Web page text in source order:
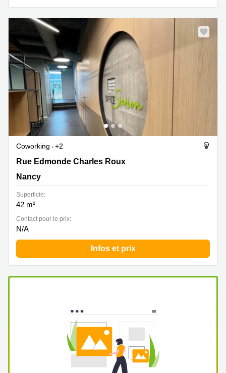
Coworking
+2
Rue Edmonde Charles Roux 5, Nancy
Rue Edmonde Charles Roux
Nancy
Superficie:
42 m²
Contact pour le prix:
N/A
Infos et prix